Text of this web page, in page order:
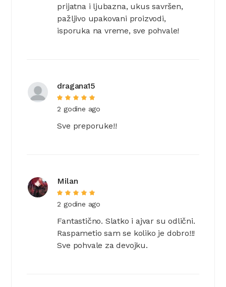
prijatna i ljubazna, ukus savršen,
pažljivo upakovani proizvodi,
isporuka na vreme, sve pohvale!
dragana15
2 godine ago
Sve preporuke!!
Milan
2 godine ago
Fantastično. Slatko i ajvar su odlični.
Raspametio sam se koliko je dobro!!!
Sve pohvale za devojku.